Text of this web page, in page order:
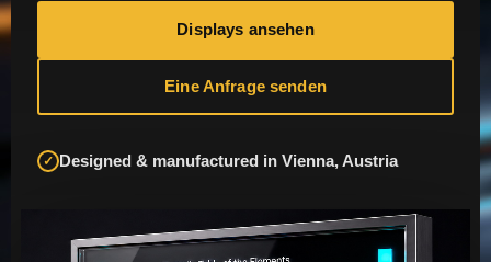
Displays ansehen
Eine Anfrage senden
✓ Designed & manufactured in Vienna, Austria